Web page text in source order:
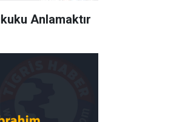
Anlamaktır